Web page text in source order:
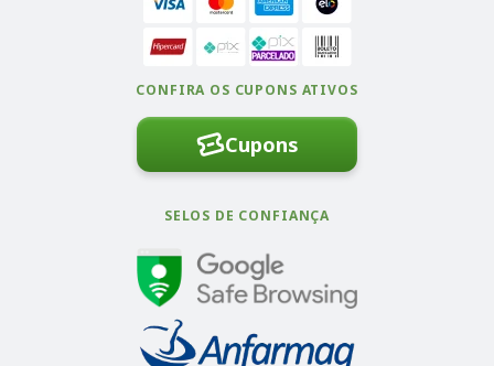
CONFIRA OS CUPONS ATIVOS
Cupons
SELOS DE CONFIANÇA